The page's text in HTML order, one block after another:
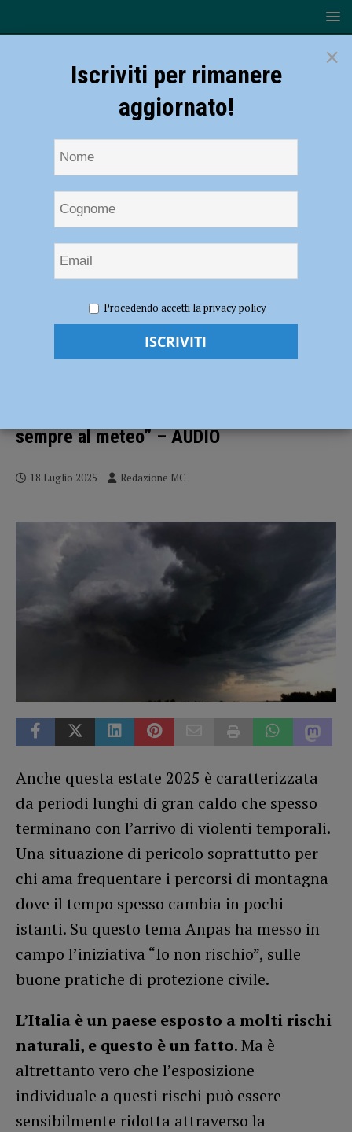
montagna, Rebecchi di Anpas: “Nelle escursioni spesso si
sottovalutano i rischi, bisogna affidarsi sempre al meteo” – AUDIO
Temporali in montagna, Rebecchi di
sempre al meteo” – AUDIO
18 Luglio 2025 Redazione MC
Anche questa estate 2025 è caratterizzata
da periodi lunghi di gran caldo che spesso
terminano con l’arrivo di violenti temporali.
Una situazione di pericolo soprattutto per
chi ama frequentare i percorsi di montagna
dove il tempo spesso cambia in pochi
istanti. Su questo tema Anpas ha messo in
campo l’iniziativa “Io non rischio”, sulle
buone pratiche di protezione civile.
L’Italia è un paese esposto a molti rischi
naturali, e questo è un fatto. Ma è
altrettanto vero che l’esposizione
individuale a questi rischi può essere
sensibilmente ridotta attraverso la
×
Iscriviti per rimanere
aggiornato!
Procedendo accetti la privacy policy